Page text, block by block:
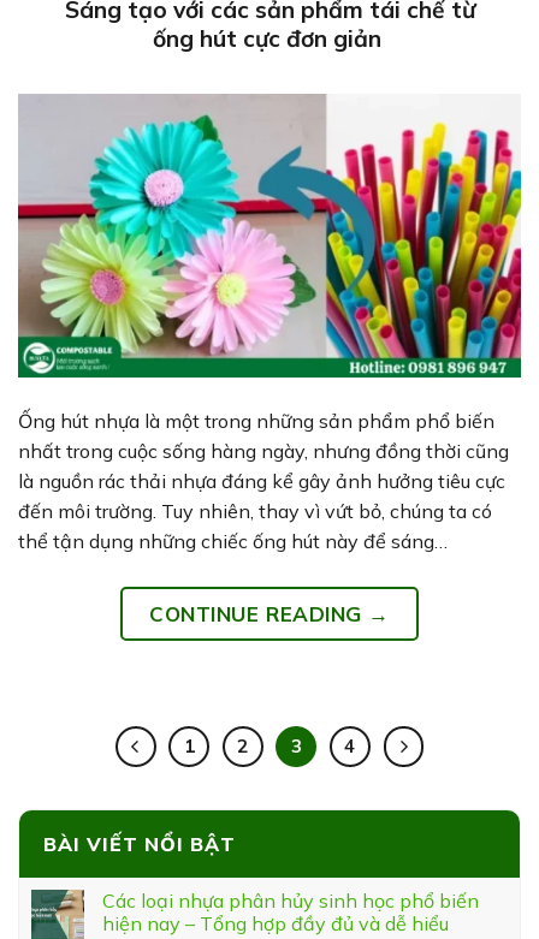
Sáng tạo với các sản phẩm tái chế từ
ống hút cực đơn giản
Ống hút nhựa là một trong những sản phẩm phổ biến
nhất trong cuộc sống hàng ngày, nhưng đồng thời cũng
là nguồn rác thải nhựa đáng kể gây ảnh hưởng tiêu cực
đến môi trường. Tuy nhiên, thay vì vứt bỏ, chúng ta có
thể tận dụng những chiếc ống hút này để sáng…
CONTINUE READING →
1 2 3 4
BÀI VIẾT NỔI BẬT
Các loại nhựa phân hủy sinh học phổ biến
hiện nay – Tổng hợp đầy đủ và dễ hiểu